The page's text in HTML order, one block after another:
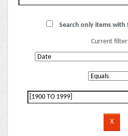
Search only items
Current